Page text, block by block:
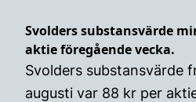
Svolders substansvärde
aktie föregående vecka.
Svolders substansvärde
augusti var 88 kr per